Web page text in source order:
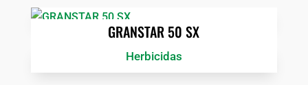
GRANSTAR 50 SX
Herbicidas